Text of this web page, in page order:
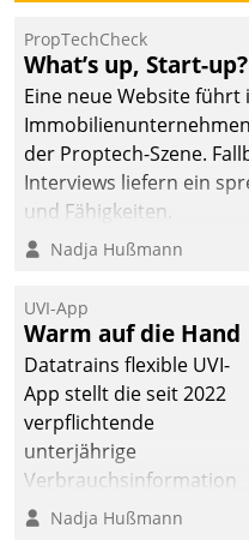
PropTechCheck
What’s up, Start-up?
Eine neue Website
der Proptech-Szene.
Interviews liefern ein
und Fähigkeiten.
Nadja Hußmann
UVI-App
Warm auf die Hand
Datatrains flexible UVI-
App stellt die seit 2022
verpflichtende
unterjährige
Verbrauchsinformation
schnell, zuverlässig und
Nadja Hußmann